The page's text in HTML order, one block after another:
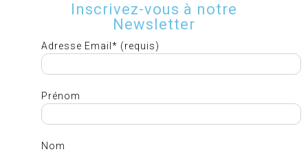
Inscrivez-vous à notre
Newsletter
Adresse Email* (requis)
Prénom
Nom